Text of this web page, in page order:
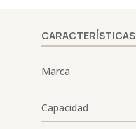
CARACTERÍSTICAS
Marca
Capacidad